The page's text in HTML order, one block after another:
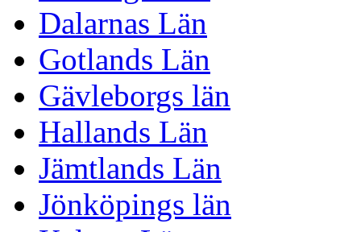
Dalarnas Län
Gotlands Län
Gävleborgs län
Hallands Län
Jämtlands Län
Jönköpings län